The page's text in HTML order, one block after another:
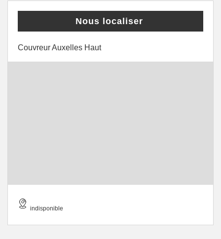
Nous localiser
Couvreur Auxelles Haut
indisponible